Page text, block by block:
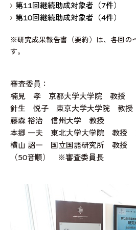
第11回継続助成対象者（7件）
第10回継続助成対象者（4件）
※研究成果報告書（要約）は、各回の
す。
審査委員：
楠見 孝 京都大学大学院 教授
針生 悦子 東京大学大学院 教授
藤森 裕治 信州大学 教授
本郷 一夫 東北大学大学院 教授
横山 詔一 国立国語研究所 教授
（50音順） ※審査委員長